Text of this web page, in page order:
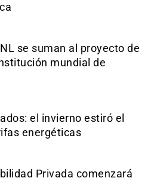
se suman al proyecto de
mundial de
el invierno estiró el
energéticas
Privada comenzará